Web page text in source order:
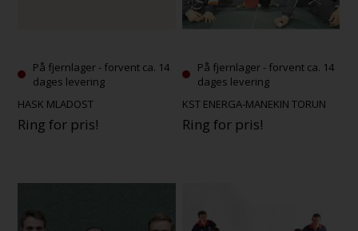
På fjernlager - forvent ca. 14
dages levering
HASK MLADOST
Ring for pris!
På fjernlager - forvent ca. 14
dages levering
KST ENERGA-MANEKIN TORUN
Ring for pris!